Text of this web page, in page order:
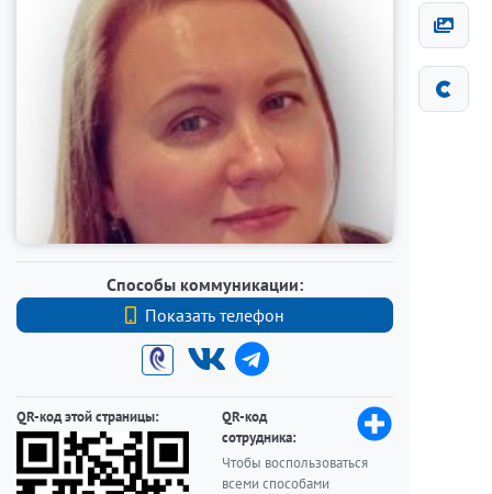
Способы коммуникации:
Показать телефон
+7 (812) 740-70-40
QR-код этой страницы:
QR-код
сотрудника:
Чтобы воспользоваться
всеми способами